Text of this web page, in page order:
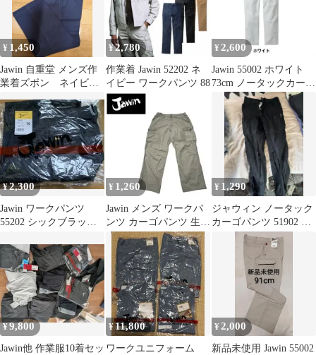
¥ 1,450
Jawin 自重堂 メンズ作
業着ズボン ネイビー
¥ 2,780
作業着 Jawin 52202 ネ
イビー ワークパンツ 88
¥ 2,600
Jawin 55002 ホワイト
73cm ノータックカーゴ
パンツ 春夏
¥2,300
Jawin ワークパンツ
55202 シックブラック
¥ 1,260
Jawin メンズ ワークパ
ンツ カーゴパンツ 生地
薄め
¥ 1,290
ジャウィン ノータック
カーゴパンツ 51902 秋
冬 ズボン 作業服Jawin
¥9,800
Jawin他 作業服10着セッ
¥11,800
ワークユニフォーム
¥ 2,000
新品未使用 Jawin 55002